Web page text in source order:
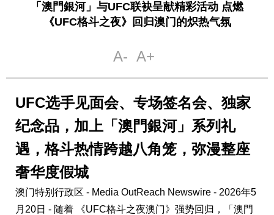
「澳門銀河」与UFC联袂呈献精彩活动 点燃
《UFC格斗之夜》回归澳门的炽热气氛
UFC选手见面会、专场签名会、独家
纪念品，加上「澳門銀河」系列礼
遇，格斗热情跨越八角笼，弥漫整座
奢华度假城
澳门特别行政区 - Media OutReach Newswire - 2026年5
月20日 - 随着 《UFC格斗之夜澳门》强势回归，「澳門